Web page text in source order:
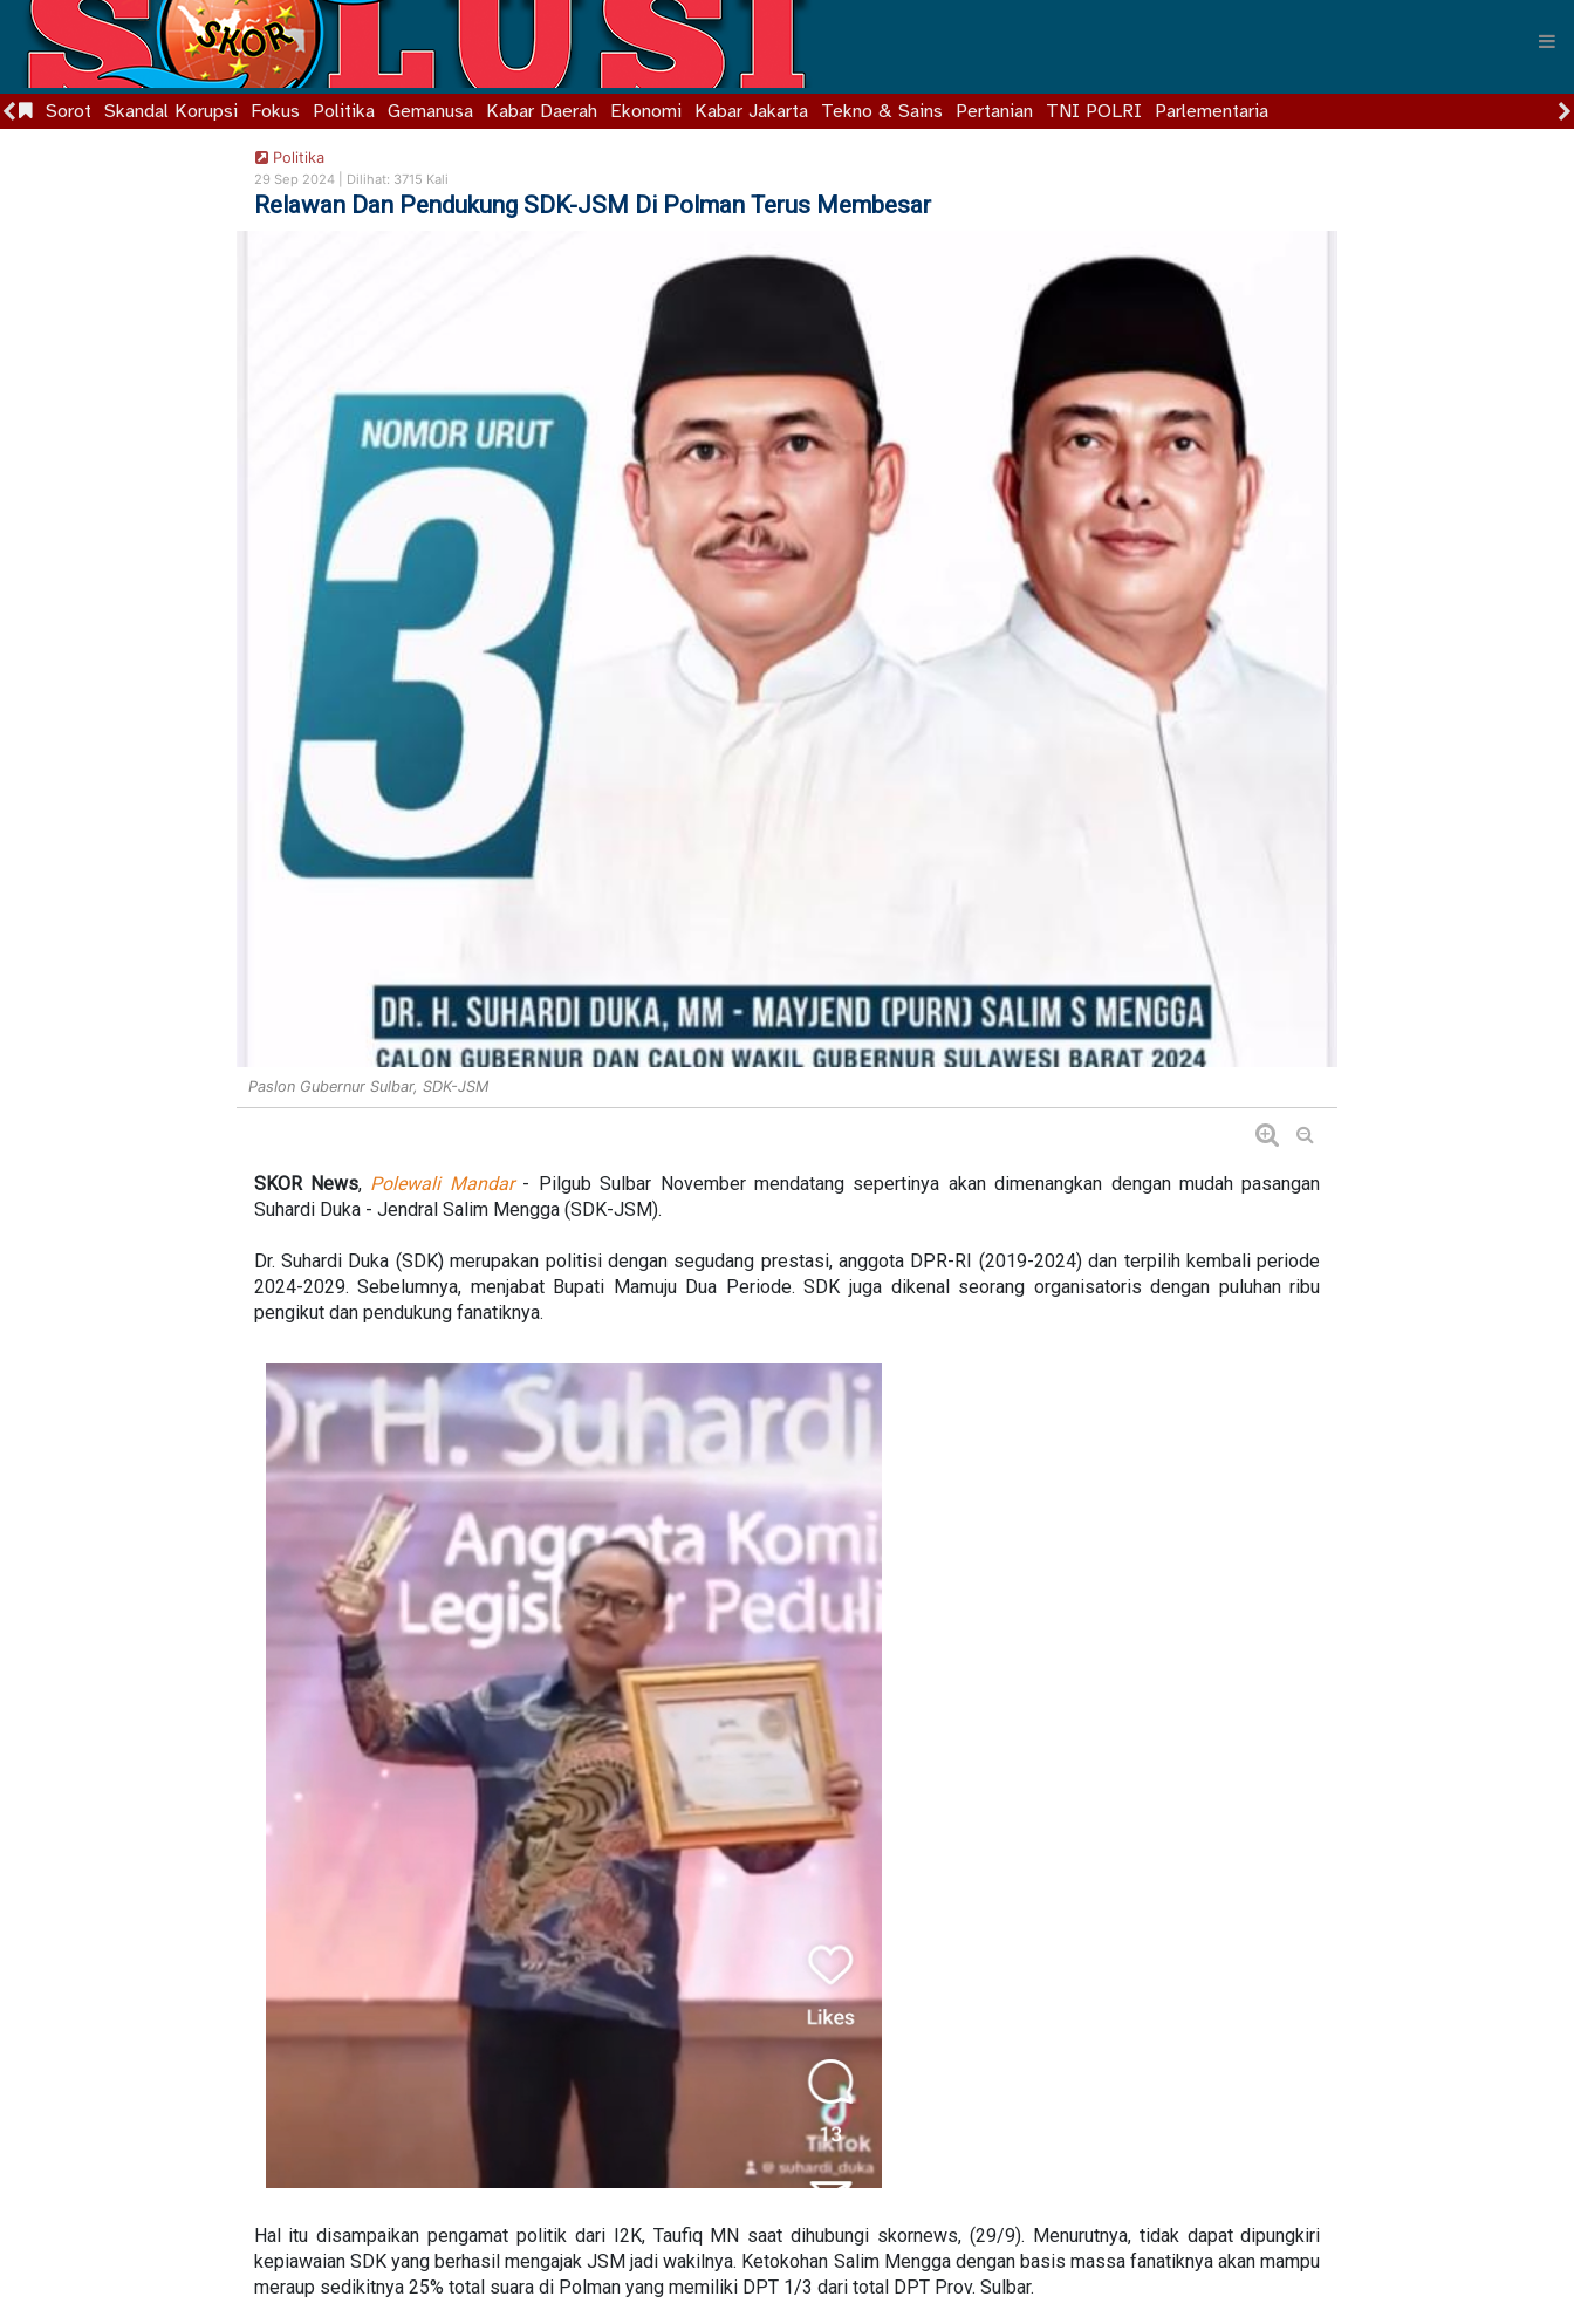
Sorot Skandal Korupsi Fokus Politika Gemanusa Kabar Daerah Ekonomi Kabar Jakarta Tekno & Sains Pertanian TNI POLRI Parlementaria
Politika
29 Sep 2024 | Dilihat: 3715 Kali
Relawan Dan Pendukung SDK-JSM Di Polman Terus Membesar
Paslon Gubernur Sulbar, SDK-JSM
SKOR News, Polewali Mandar- Pilgub Sulbar November mendatang sepertinya akan dimenangkan dengan mudah pasangan
Suhardi Duka - Jendral Salim Mengga (SDK-JSM).
Dr. Suhardi Duka (SDK) merupakan politisi dengan segudang prestasi, anggota DPR-RI (2019-2024) dan terpilih kembali periode
2024-2029. Sebelumnya, menjabat Bupati Mamuju Dua Periode. SDK juga dikenal seorang organisatoris dengan puluhan ribu
pengikut dan pendukung fanatiknya.
Hal itu disampaikan pengamat politik dari I2K, Taufiq MN saat dihubungi skornews, (29/9). Menurutnya, tidak dapat dipungkiri
kepiawaian SDK yang berhasil mengajak JSM jadi wakilnya. Ketokohan Salim Mengga dengan basis massa fanatiknya akan mampu
meraup sedikitnya 25% total suara di Polman yang memiliki DPT 1/3 dari total DPT Prov. Sulbar.